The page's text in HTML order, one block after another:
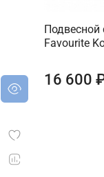
Подвесной
Favourite
16 600